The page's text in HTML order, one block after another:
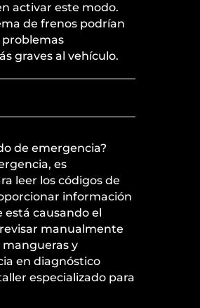
activar este modo.
de frenos podrían
problemas
graves al vehículo.
de emergencia?
es
leer los códigos de
información
causando el
manualmente
mangueras y
en diagnóstico
especializado para